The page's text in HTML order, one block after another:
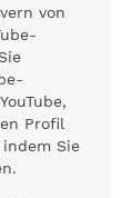
von
Profil
Sie